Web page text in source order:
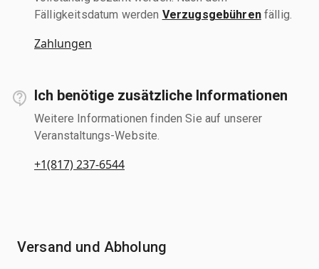
Fälligkeitsdatum werden Verzugsgebührenfällig.
Zahlungen
Ich benötige zusätzliche Informationen
Weitere Informationen finden Sie auf unserer
Veranstaltungs-Website.
+1(817) 237-6544
Versand und Abholung